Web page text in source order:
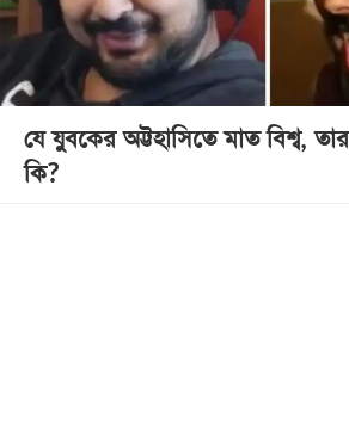
আন্তর্জাতিক
সারাদেশ
খেলা
বিনোদন
যে যুবকের অট্টহাসিতে মাত বিশ্ব,
কি?